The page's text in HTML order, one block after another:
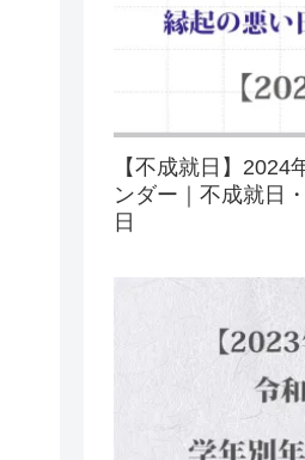
【不成就日】2024
ンダー｜不成就日
日